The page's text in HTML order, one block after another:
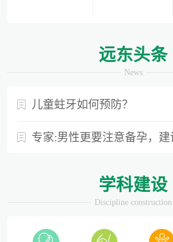
远东头条
News
儿童蛀牙如何预防？
专家:男性更要注意备孕，建议准备
学科建设
Discipline construction